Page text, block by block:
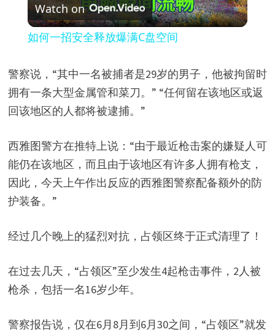
l
y
i
e
o
Watch on
如何一招安全释放爆满C盘空间
警察说，“其中一名被捕者是29岁的男子，他被拘留时
拥有一条大型金属管和菜刀。” “任何留在该地区或返
回该地区的人都将被逮捕。”
西雅图警方在推特上说：“由于最近枪击案的嫌疑人可
能仍在该地区，而且由于该地区有许多人拥有枪支，
因此，今天上午作出反应的西雅图警察配备额外的防
护装备。”
经过几个晚上的猛烈对抗，占领区终于正式清理了！
在过去几天，“占领区”至少发生4起枪击事件，2人被
枪杀，包括一名16岁少年。
警察报告说，仅在6月8月到6月30之间，“占领区”就发